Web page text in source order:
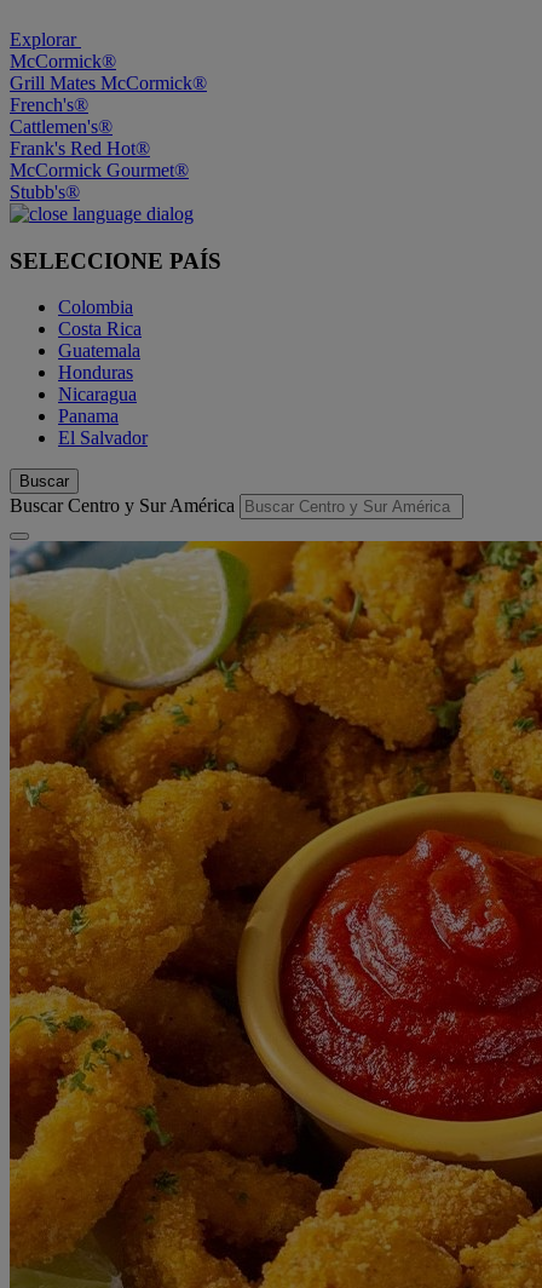
Explorar
McCormick®
Grill Mates McCormick®
French's®
Cattlemen's®
Frank's Red Hot®
McCormick Gourmet®
Stubb's®
SELECCIONE PAÍS
Colombia
Costa Rica
Guatemala
Honduras
Nicaragua
Panama
El Salvador
Buscar
Buscar Centro y Sur América